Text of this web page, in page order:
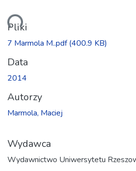
Pliki
7 Marmola M..pdf(400.9 KB)
Data
2014
Autorzy
Marmola, Maciej
Wydawca
Wydawnictwo Uniwersytetu